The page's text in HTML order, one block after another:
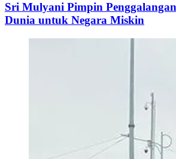
Sri Mulyani Pimpin
Dunia untuk Negara Miskin